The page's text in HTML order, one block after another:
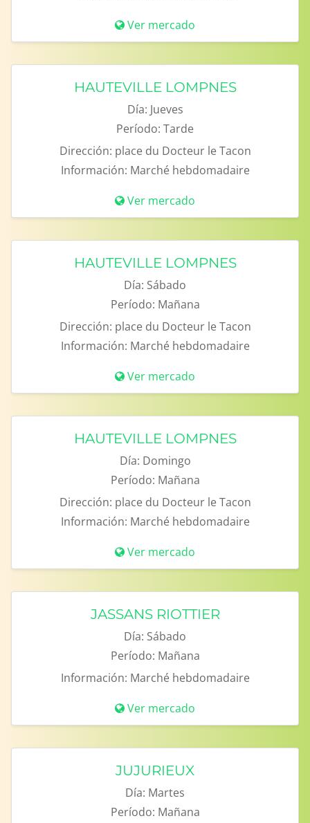
Ver mercado
HAUTEVILLE LOMPNES
Día: Jueves
Período: Tarde
Dirección: place du Docteur le Tacon
Información: Marché hebdomadaire
Ver mercado
HAUTEVILLE LOMPNES
Día: Sábado
Período: Mañana
Dirección: place du Docteur le Tacon
Información: Marché hebdomadaire
Ver mercado
HAUTEVILLE LOMPNES
Día: Domingo
Período: Mañana
Dirección: place du Docteur le Tacon
Información: Marché hebdomadaire
Ver mercado
JASSANS RIOTTIER
Día: Sábado
Período: Mañana
Información: Marché hebdomadaire
Ver mercado
JUJURIEUX
Día: Martes
Período: Mañana